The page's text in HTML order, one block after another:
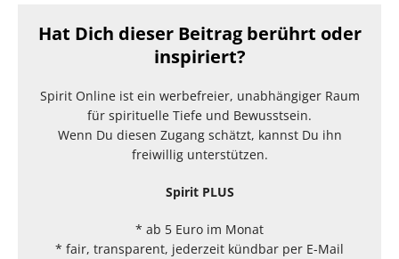
Hat Dich dieser Beitrag berührt oder
inspiriert?
Spirit Online ist ein werbefreier, unabhängiger Raum
für spirituelle Tiefe und Bewusstsein.
Wenn Du diesen Zugang schätzt, kannst Du ihn
freiwillig unterstützen.
Spirit PLUS
* ab 5 Euro im Monat
* fair, transparent, jederzeit kündbar per E-Mail